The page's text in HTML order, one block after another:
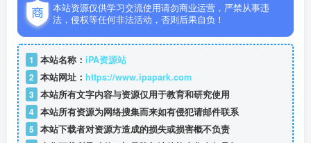
本站资源仅供学习交流使用请勿商业运营，严禁从事违
法，侵权等任何非法活动，否则后果自负！
1 本站名称： iPA资源站
2 本站网址： https://www.ipapark.com
3 本站所有文字内容与资源仅用于教育和研究使用
4 本站所有资源为网络搜集而来如有侵犯请邮件联系
5 本站下载者对资源方造成的损失或损害概不负责